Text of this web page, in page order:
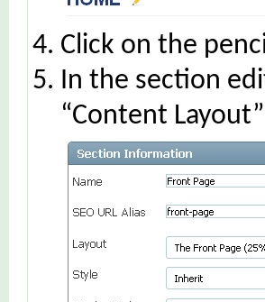
Click on the
In the section
“Content